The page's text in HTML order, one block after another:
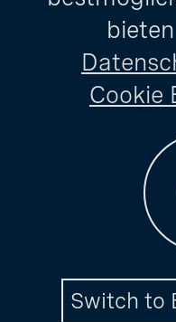
Cookie
Switch to